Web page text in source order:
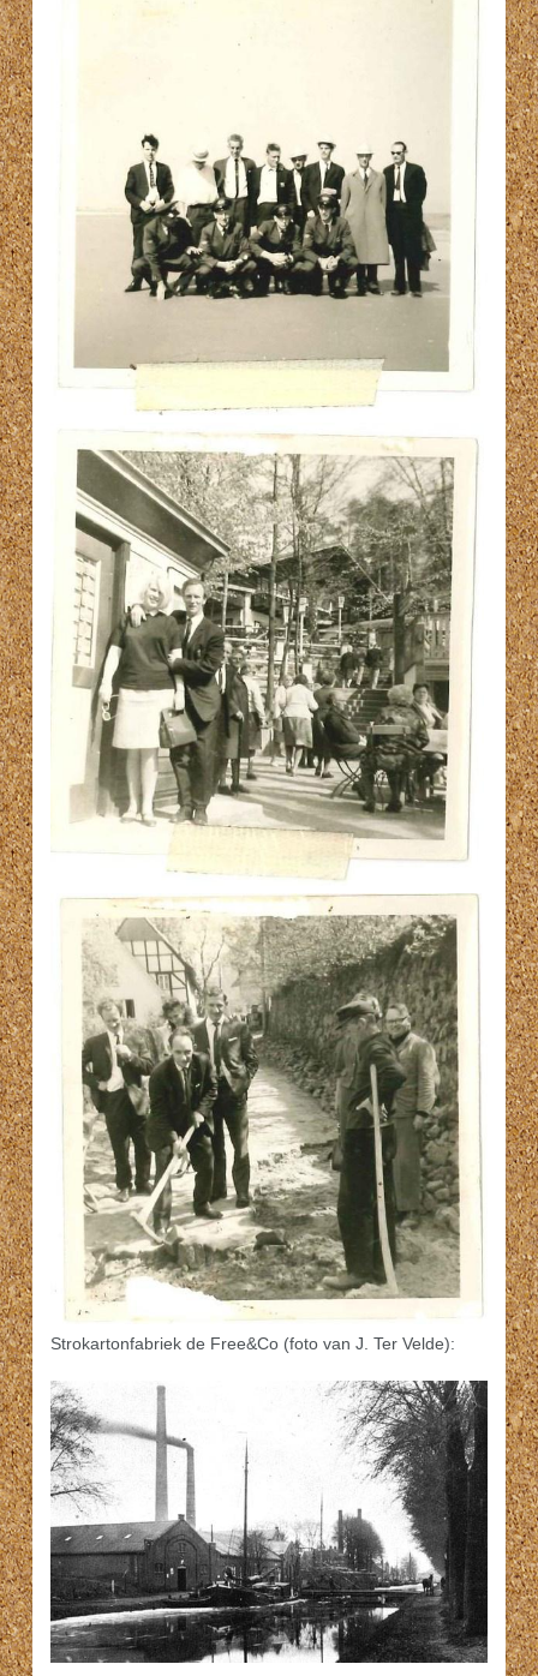
Strokartonfabriek de Free&Co (foto van J. Ter Velde):